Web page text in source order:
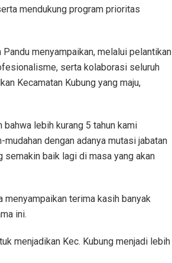
mendukung program prioritas
menyampaikan, melalui pelantikan
serta kolaborasi seluruh
Kecamatan Kubung yang maju,
bahwa lebih kurang 5 tahun kami
dengan adanya mutasi jabatan
semakin baik lagi di masa yang akan
menyampaikan terima kasih banyak
ini.
menjadikan Kec. Kubung menjadi lebih